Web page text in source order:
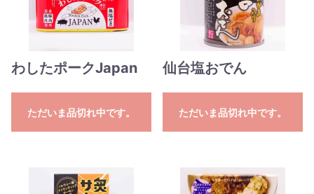
わしたポークJapan
ただいま品切れ中です。
仙台塩おでん
ただいま品切れ中です。